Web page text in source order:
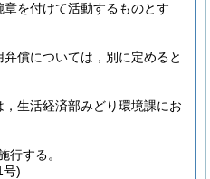
を付けて活動するものとす
償については，別に定めると
生活経済部みどり環境課にお
行する。
号)